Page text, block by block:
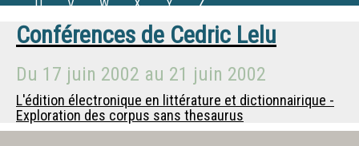
U
V W X Y Z
Conférences de Cedric Lelu
Du 17 juin 2002 au 21 juin 2002
L'édition électronique en littérature et dictionnairique -
Exploration des corpus sans thesaurus